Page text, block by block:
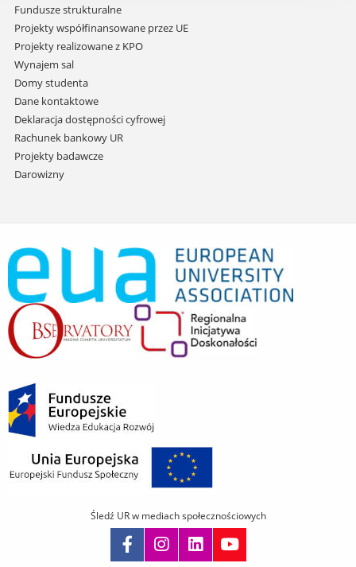
Fundusze strukturalne
Projekty współfinansowane przez UE
Projekty realizowane z KPO
Wynajem sal
Domy studenta
Dane kontaktowe
Deklaracja dostępności cyfrowej
Rachunek bankowy UR
Projekty badawcze
Darowizny
Śledź UR w mediach społecznościowych